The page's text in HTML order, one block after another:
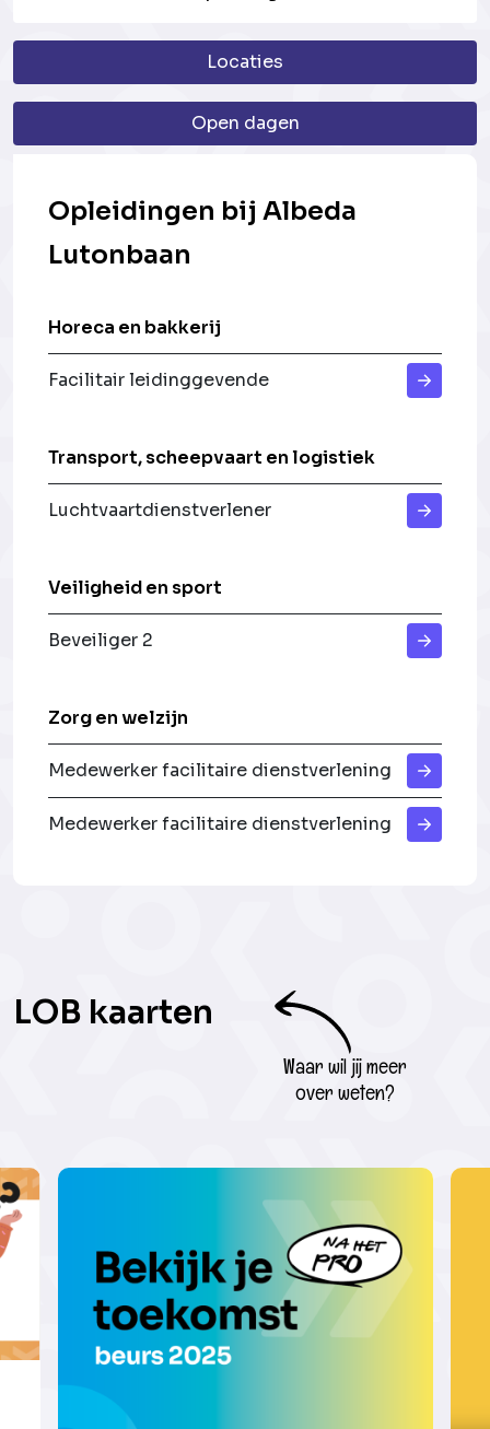
Locaties
Open dagen
Opleidingen bij Albeda
Lutonbaan
Horeca en bakkerij
Facilitair leidinggevende
Transport, scheepvaart en logistiek
Luchtvaartdienstverlener
Veiligheid en sport
Beveiliger 2
Zorg en welzijn
Medewerker facilitaire dienstverlening
Medewerker facilitaire dienstverlening
LOB kaarten
Waar wil jij meer
over weten?